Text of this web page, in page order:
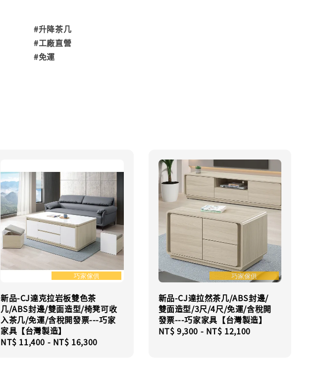
#升降茶几
#工廠直營
#免運
新品-CJ達克拉岩板雙色茶
几/ABS封邊/雙面造型/椅凳可收
入茶几/免運/含稅開發票---巧家
家具【台灣製造】
Regular
NT$ 11,400 - NT$ 16,300
新品-CJ達拉然茶几/ABS封邊/
雙面造型/3尺/4尺/免運/含稅開
發票---巧家家具【台灣製造】
Regular
NT$ 9,300 - NT$ 12,100